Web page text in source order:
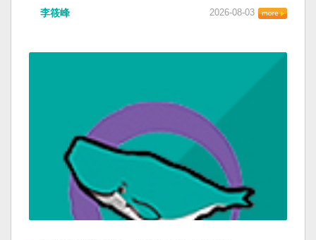
李筱峰 2026-08-03